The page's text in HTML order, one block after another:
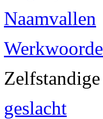
Naamvallen
geslacht